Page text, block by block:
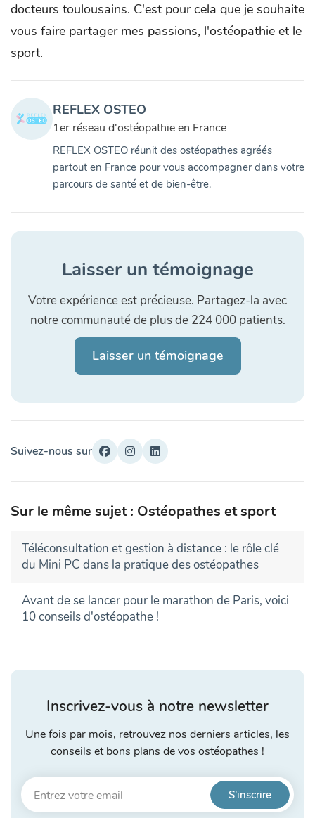
docteurs toulousains. C'est pour cela que je souhaite
vous faire partager mes passions, l'ostéopathie et le
sport.
REFLEX OSTEO
1er réseau d'ostéopathie en France
REFLEX OSTEO réunit des ostéopathes agréés
partout en France pour vous accompagner dans votre
parcours de santé et de bien-être.
Laisser un témoignage
Votre expérience est précieuse. Partagez-la avec
notre communauté de plus de 224 000 patients.
Laisser un témoignage
Suivez-nous sur
Sur le même sujet : Ostéopathes et sport
Téléconsultation et gestion à distance : le rôle clé
du Mini PC dans la pratique des ostéopathes
Avant de se lancer pour le marathon de Paris, voici
10 conseils d'ostéopathe !
Inscrivez-vous à notre newsletter
Une fois par mois, retrouvez nos derniers articles, les
conseils et bons plans de vos ostéopathes !